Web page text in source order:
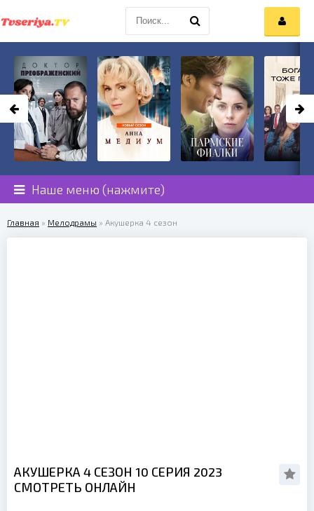
Наше меню (нажмите)
Главная » Мелодрамы » Акушерка 4 сезон
АКУШЕРКА 4 СЕЗОН 10 СЕРИЯ 2023
СМОТРЕТЬ ОНЛАЙН